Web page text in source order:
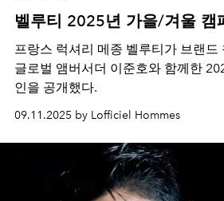
벨루티 2025년 가을/겨울 캠
프랑스 럭셔리 메종 벨루티가 브랜드
글로벌 앰버서더 이준호와 함께한
인을 공개했다.
09.11.2025 by Lofficiel Hommes